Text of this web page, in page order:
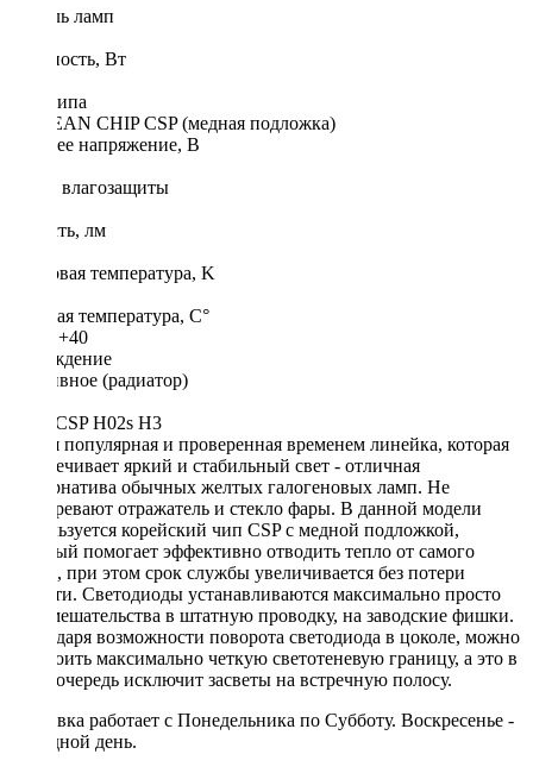
Цоколь ламп
Мощность, Вт
Тип чипа
KOREAN CHIP CSP (медная подложка)
Рабочее напряжение, В
Класс влагозащиты
Яркость, лм
Цветовая температура, K
Рабочая температура, С°
-30 ... +40
Охлаждение
Пассивное (радиатор)
AMP CSP H02s H3
Самая популярная и проверенная временем линейка, которая
обеспечивает яркий и стабильный свет - отличная
альтернатива обычных желтых галогеновых ламп. Не
перегревают отражатель и стекло фары. В данной модели
используется корейский чип CSP с медной подложкой,
который помогает эффективно отводить тепло от самого
диода, при этом срок службы увеличивается без потери
яркости. Светодиоды устанавливаются максимально просто
без вмешательства в штатную проводку, на заводские фишки.
Благодаря возможности поворота светодиода в цоколе, можно
настроить максимально четкую светотеневую границу, а это в
свою очередь исключит засветы на встречную полосу.
Доставка работает с Понедельника по Субботу. Воскресенье -
выходной день.